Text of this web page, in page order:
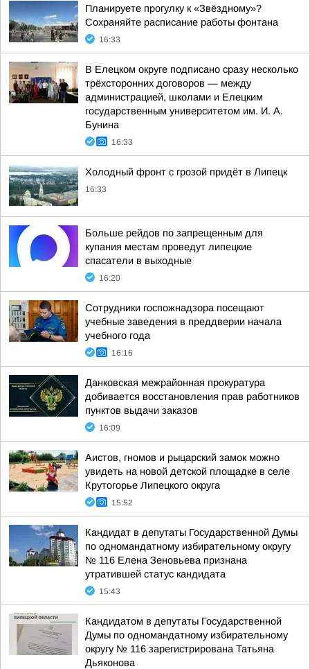
Планируете прогулку к «Звёздному»?
Сохраняйте расписание работы фонтана
16:33
В Елецком округе подписано сразу несколько
трёхсторонних договоров — между
администрацией, школами и Елецким
государственным университетом им. И. А.
Бунина
16:33
Холодный фронт с грозой придёт в Липецк
16:33
Больше рейдов по запрещенным для
купания местам проведут липецкие
спасатели в выходные
16:20
Сотрудники госпожнадзора посещают
учебные заведения в преддверии начала
учебного года
16:16
Данковская межрайонная прокуратура
добивается восстановления прав работников
пунктов выдачи заказов
16:09
Аистов, гномов и рыцарский замок можно
увидеть на новой детской площадке в селе
Крутогорье Липецкого округа
15:52
Кандидат в депутаты Государственной Думы
по одномандатному избирательному округу
№ 116 Елена Зеновьева признана
утратившей статус кандидата
15:43
Кандидатом в депутаты Государственной
Думы по одномандатному избирательному
округу № 116 зарегистрирована Татьяна
Дьяконова